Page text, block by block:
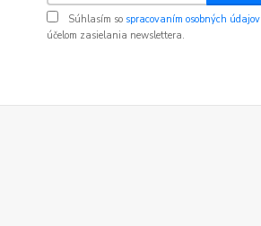
Súhlasím so spracovaním osobných údajov
účelom zasielania newslettera.